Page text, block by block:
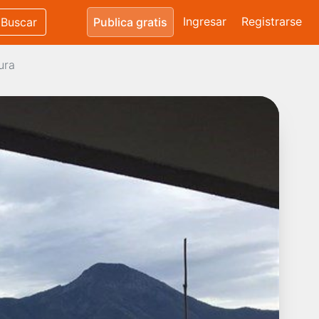
Buscar Publica gratis Ingresar Registrarse